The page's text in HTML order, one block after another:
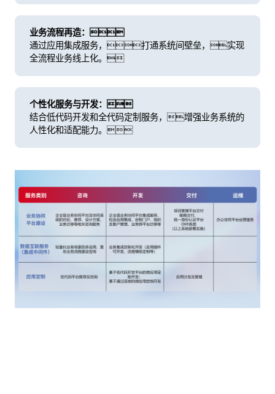
业务流程再造：
通过应用集成服务，打通系统间壁垒，实现
全流程业务线上化。
个性化服务与开发：
结合低代码开发和全代码定制服务，增强业务系统的
人性化和适配能力。